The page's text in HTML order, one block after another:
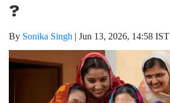
?
By Sonika Singh | Jun 13, 2026, 14:58 IST